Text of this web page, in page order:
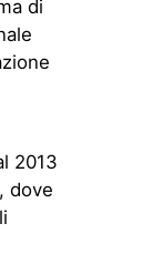
di
2013
dove